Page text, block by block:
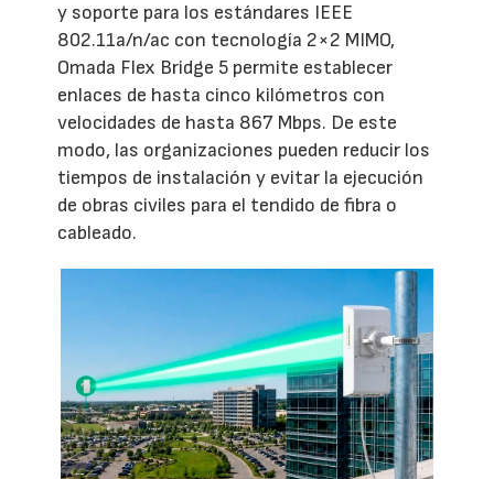
y soporte para los estándares IEEE
802.11a/n/ac con tecnología 2×2 MIMO,
Omada Flex Bridge 5 permite establecer
enlaces de hasta cinco kilómetros con
velocidades de hasta 867 Mbps. De este
modo, las organizaciones pueden reducir los
tiempos de instalación y evitar la ejecución
de obras civiles para el tendido de fibra o
cableado.